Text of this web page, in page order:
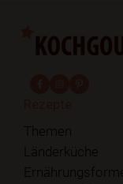
Themen
Länderküche